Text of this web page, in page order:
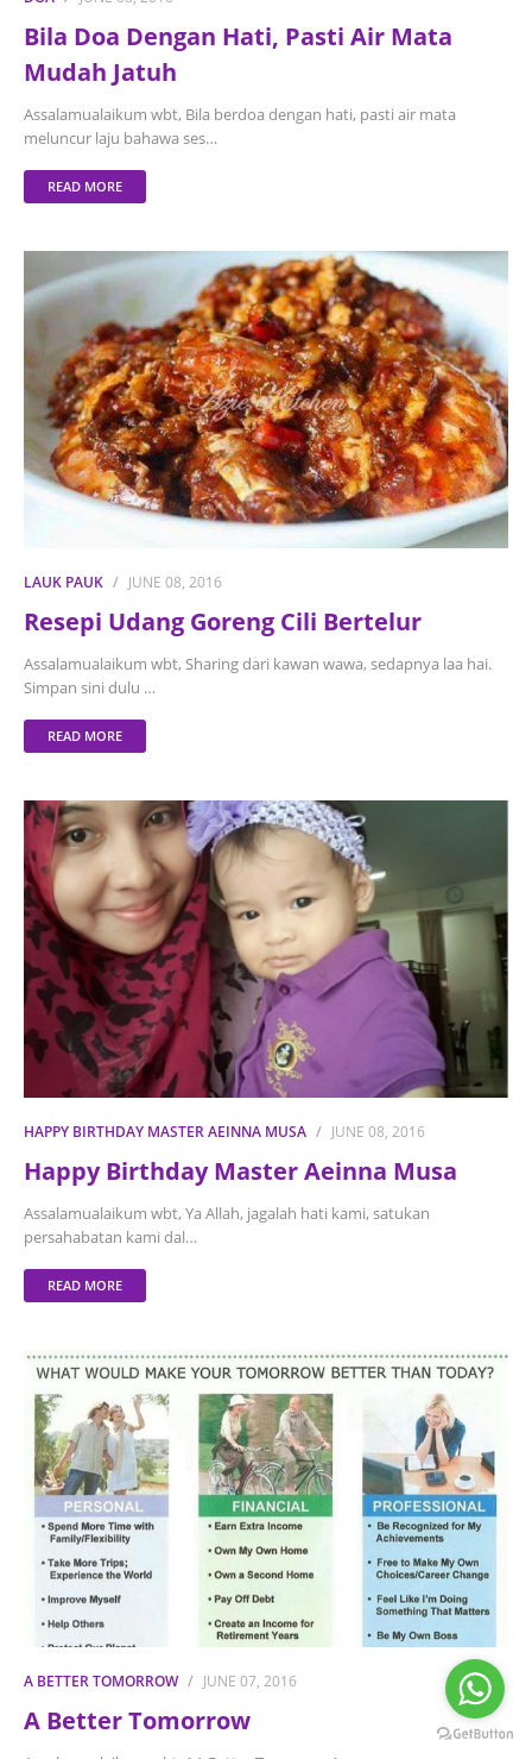
Bila Doa Dengan Hati, Pasti Air Mata
Mudah Jatuh
Assalamualaikum wbt, Bila berdoa dengan hati, pasti air mata
meluncur laju bahawa ses…
READ MORE
LAUK PAUK JUNE 08, 2016
Resepi Udang Goreng Cili Bertelur
Assalamualaikum wbt, Sharing dari kawan wawa, sedapnya laa hai.
Simpan sini dulu …
READ MORE
HAPPY BIRTHDAY MASTER AEINNA MUSA JUNE 08, 2016
Happy Birthday Master Aeinna Musa
Assalamualaikum wbt, Ya Allah, jagalah hati kami, satukan
persahabatan kami dal…
READ MORE
A BETTER TOMORROW JUNE 07, 2016
A Better Tomorrow